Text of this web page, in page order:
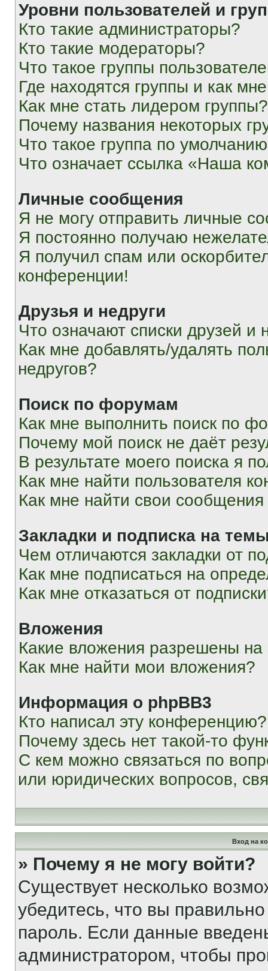
Уровни пользователей и
Кто такие администраторы?
Кто такие модераторы?
Что такое группы
Где находятся группы и как
Как мне стать лидером группы?
Почему названия некоторых
Что такое группа по
Что означает ссылка «Наша
Личные сообщения
Я не могу отправить личные
Я постоянно получаю
Я получил спам или
конференции!
Друзья и недруги
Что означают списки друзей и
Как мне добавлять/удалять
недругов?
Поиск по форумам
Как мне выполнить поиск по
Почему мой поиск не даёт
В результате моего поиска я
Как мне найти пользователя
Как мне найти свои
Закладки и подписка на
Чем отличаются закладки от
Как мне подписаться на
Как мне отказаться от
Вложения
Какие вложения разрешены
Как мне найти мои вложения?
Информация о phpBB3
Кто написал эту конференцию?
Почему здесь нет такой-то
С кем можно связаться по
или юридических вопросов,
Вход на
» Почему я не могу войти?
Существует несколько
убедитесь, что вы
пароль. Если данные
администратором, чтобы